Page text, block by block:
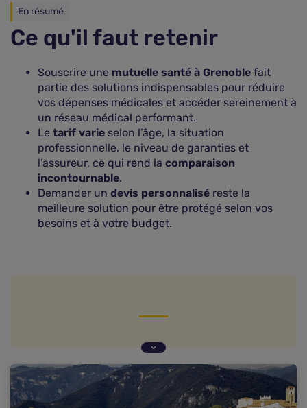
En résumé
Ce qu'il faut retenir
Souscrire une mutuelle santé à Grenoble fait
partie des solutions indispensables pour réduire
vos dépenses médicales et accéder sereinement à
un réseau médical performant.
Le tarif varie selon l’âge, la situation
professionnelle, le niveau de garanties et
l’assureur, ce qui rend la comparaison
incontournable.
Demander un devis personnalisé reste la
meilleure solution pour être protégé selon vos
besoins et à votre budget.
capitale des Alpes et ville innovante
Comparatif des mutuelles santé à Grenoble
Comment souscrire à une mutuelle santé ?